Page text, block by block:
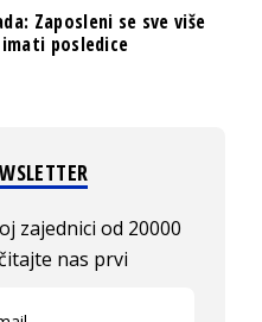
Zaposleni se sve više
posledice
zajednici od 20000
nas prvi